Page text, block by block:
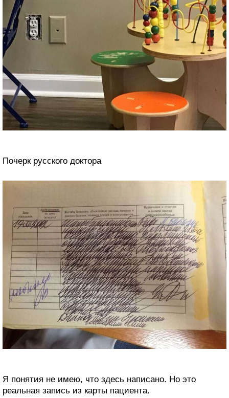
Почерк русского доктора
Я понятия не имею, что здесь написано. Но это
реальная запись из карты пациента.